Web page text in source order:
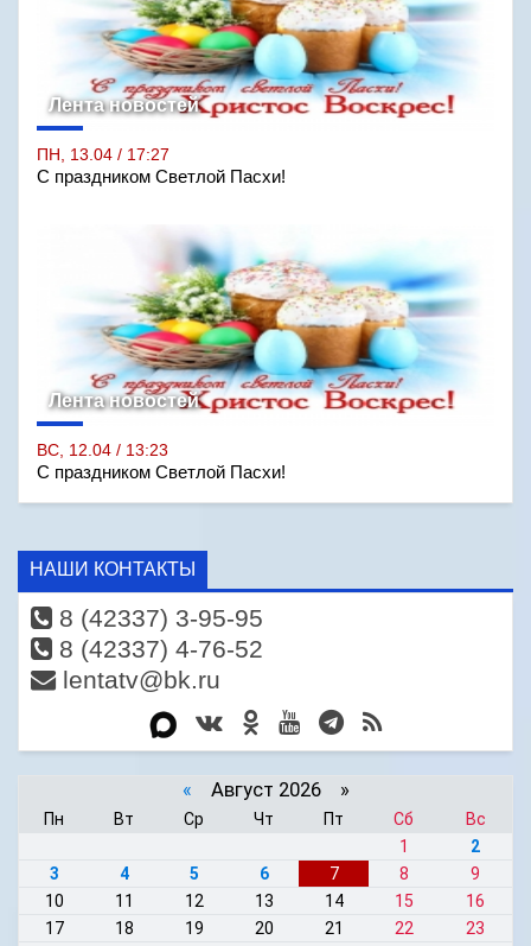
Лента новостей
ПН, 13.04 / 17:27
С праздником Светлой Пасхи!
Лента новостей
ВС, 12.04 / 13:23
С праздником Светлой Пасхи!
НАШИ КОНТАКТЫ
8 (42337) 3-95-95
8 (42337) 4-76-52
lentatv@bk.ru
« Август 2026 »
Пн Вт Ср Чт Пт Сб
Вс
1
2
3
4 5 6 7 8
9
10
11 12 13 14 15
16
17
18 19 20 21 22
23